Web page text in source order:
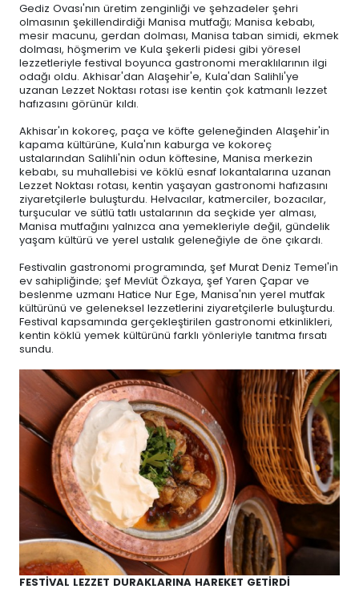
Gediz Ovası'nın üretim zenginliği ve şehzadeler şehri
olmasının şekillendirdiği Manisa mutfağı; Manisa kebabı,
mesir macunu, gerdan dolması, Manisa taban simidi, ekmek
dolması, höşmerim ve Kula şekerli pidesi gibi yöresel
lezzetleriyle festival boyunca gastronomi meraklılarının ilgi
odağı oldu. Akhisar'dan Alaşehir'e, Kula'dan Salihli'ye
uzanan Lezzet Noktası rotası ise kentin çok katmanlı lezzet
hafızasını görünür kıldı.
Akhisar'ın kokoreç, paça ve köfte geleneğinden Alaşehir'in
kapama kültürüne, Kula'nın kaburga ve kokoreç
ustalarından Salihli'nin odun köftesine, Manisa merkezin
kebabı, su muhallebisi ve köklü esnaf lokantalarına uzanan
Lezzet Noktası rotası, kentin yaşayan gastronomi hafızasını
ziyaretçilerle buluşturdu. Helvacılar, katmerciler, bozacılar,
turşucular ve sütlü tatlı ustalarının da seçkide yer alması,
Manisa mutfağını yalnızca ana yemekleriyle değil, gündelik
yaşam kültürü ve yerel ustalık geleneğiyle de öne çıkardı.
Festivalin gastronomi programında, şef Murat Deniz Temel'in
ev sahipliğinde; şef Mevlüt Özkaya, şef Yaren Çapar ve
beslenme uzmanı Hatice Nur Ege, Manisa'nın yerel mutfak
kültürünü ve geleneksel lezzetlerini ziyaretçilerle buluşturdu.
Festival kapsamında gerçekleştirilen gastronomi etkinlikleri,
kentin köklü yemek kültürünü farklı yönleriyle tanıtma fırsatı
sundu.
FESTİVAL LEZZET DURAKLARINA HAREKET GETİRDİ